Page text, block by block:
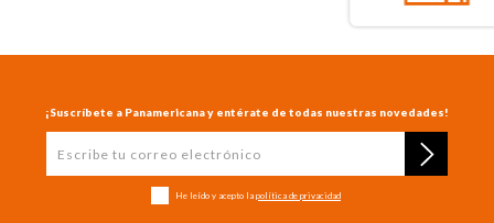
¡Suscríbete a Panamericana y entérate de todas nuestras novedades!
He leído y acepto la política de privacidad